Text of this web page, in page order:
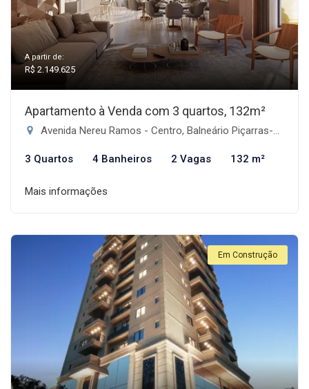
A partir de:
R$ 2.149.625
Apartamento à Venda com 3 quartos, 132m²
Avenida Nereu Ramos - Centro, Balneário Piçarras-SC
3 Quartos 4 Banheiros 2 Vagas 132 m²
Mais informações
Em Construção